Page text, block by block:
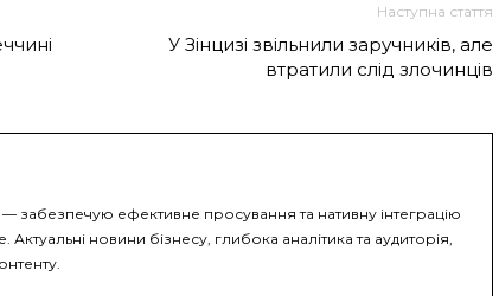
Наступна стаття
У Зінцизі звільнили заручників, але
втратили слід злочинців
забезпечую ефективне просування та нативну інтеграцію
Актуальні новини бізнесу, глибока аналітика та аудиторія,